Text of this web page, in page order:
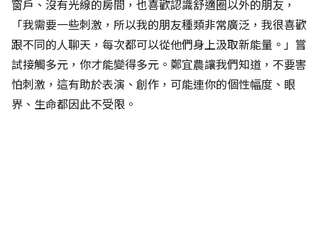
窗戶、沒有光線的房間，也喜歡認識舒適圈以外的朋友，
「我需要一些刺激，所以我的朋友種類非常廣泛，我很喜歡
跟不同的人聊天，每次都可以從他們身上汲取新能量。」嘗
試接觸多元，你才能變得多元。鄭宜農讓我們知道，不要害
怕刺激，這有助於表演、創作，可能連你的個性幅度、眼
界、生命都因此不受限。